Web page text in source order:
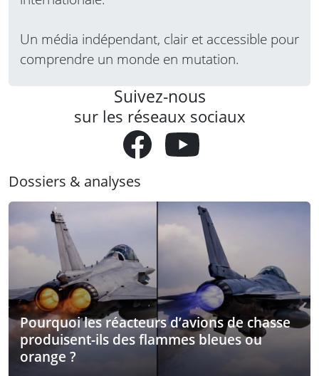
Un média indépendant, clair et accessible pour
comprendre un monde en mutation.
Suivez-nous
sur les réseaux sociaux
Dossiers & analyses
Pourquoi les réacteurs d’avions de chasse
produisent-ils des flammes bleues ou
orange ?